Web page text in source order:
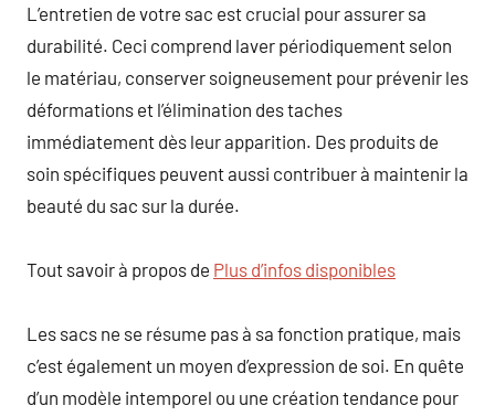
L’entretien de votre sac est crucial pour assurer sa
durabilité. Ceci comprend laver périodiquement selon
le matériau, conserver soigneusement pour prévenir les
déformations et l’élimination des taches
immédiatement dès leur apparition. Des produits de
soin spécifiques peuvent aussi contribuer à maintenir la
beauté du sac sur la durée.
Tout savoir à propos de Plus d’infos disponibles
Les sacs ne se résume pas à sa fonction pratique, mais
c’est également un moyen d’expression de soi. En quête
d’un modèle intemporel ou une création tendance pour